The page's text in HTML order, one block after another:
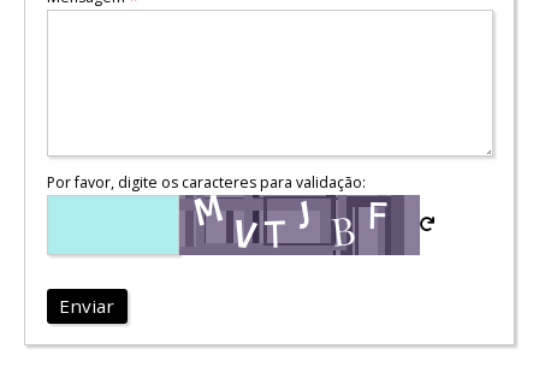
Por favor, digite os caracteres para validação:
Enviar